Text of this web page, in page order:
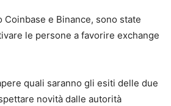
Coinbase e Binance, sono state
le persone a favorire exchange
quali saranno gli esiti delle due
novità dalle autorità